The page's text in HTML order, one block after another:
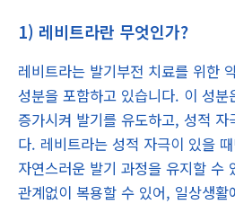
1) 레비트라란 무엇인가?
레비트라는 발기부전 치료를 위한
성분을 포함하고 있습니다. 이 성
증가시켜 발기를 유도하고, 성적 자
다. 레비트라는 성적 자극이 있을
자연스러운 발기 과정을 유지할 수
관계없이 복용할 수 있어, 일상생